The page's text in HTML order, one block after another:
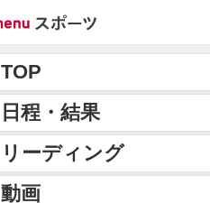
TOP
日程・結果
リーディング
動画